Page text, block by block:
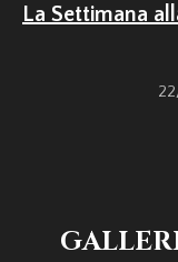
La Settimana